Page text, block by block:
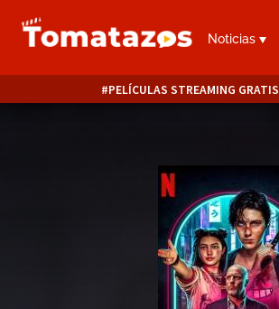
Noticias
PELÍCULAS STREAMING GRATIS